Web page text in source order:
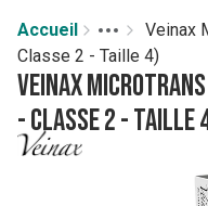
Accueil
More
Toggle menu
Veinax
Classe 2 - Taille 4)
Veinax
- Classe 2 - Taille